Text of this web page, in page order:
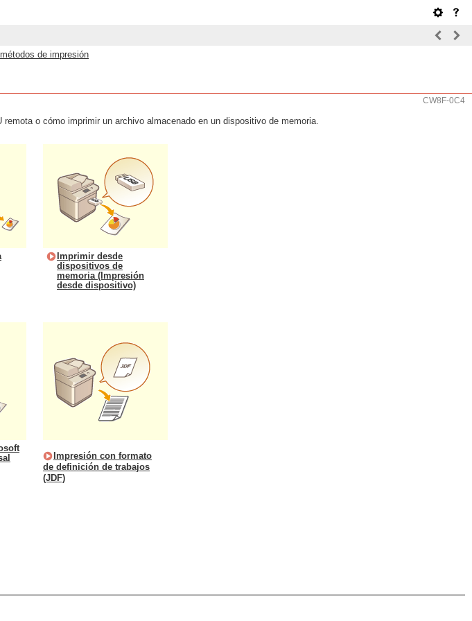
de impresión
CW8F-0C4
o cómo imprimir un archivo almacenado en un dispositivo de memoria.
Imprimir desde
dispositivos de
memoria (Impresión
desde dispositivo)
Impresión con formato
de definición de trabajos
(JDF)